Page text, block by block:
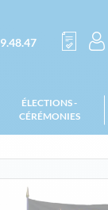
ÉLECTIONS -
CÉRÉMONIES